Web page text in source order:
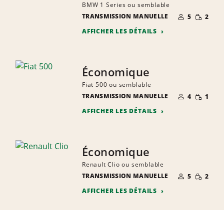
BMW 1 Series ou semblable
TRANSMISSION MANUELLE
NOMBRE DE
PERSONNES
5 RÉDUITE
2
AFFICHER LES DÉTAILS
Économique
Fiat 500 ou semblable
TRANSMISSION MANUELLE
NOMBRE DE
PERSONNES
4 RÉDUITE
1
AFFICHER LES DÉTAILS
Économique
Renault Clio ou semblable
TRANSMISSION MANUELLE
NOMBRE DE
PERSONNES
5 RÉDUITE
2
AFFICHER LES DÉTAILS